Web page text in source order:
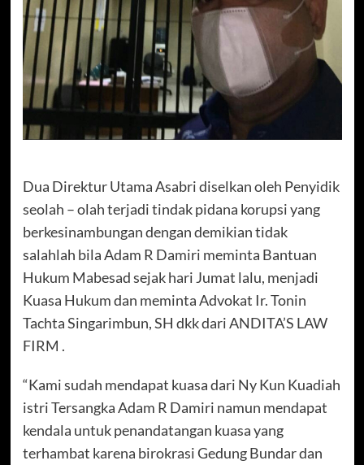
Dua Direktur Utama Asabri diselkan oleh Penyidik
seolah – olah terjadi tindak pidana korupsi yang
berkesinambungan dengan demikian tidak
salahlah bila Adam R Damiri meminta Bantuan
Hukum Mabesad sejak hari Jumat lalu, menjadi
Kuasa Hukum dan meminta Advokat Ir. Tonin
Tachta Singarimbun, SH dkk dari ANDITA’S LAW
FIRM .
“Kami sudah mendapat kuasa dari Ny Kun Kuadiah
istri Tersangka Adam R Damiri namun mendapat
kendala untuk penandatangan kuasa yang
terhambat karena birokrasi Gedung Bundar dan